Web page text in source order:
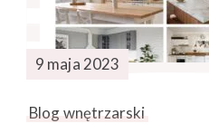
9 maja 2023
Blog wnętrzarski